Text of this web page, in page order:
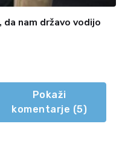
nam državo vodijo
Pokaži
komentarje (5)